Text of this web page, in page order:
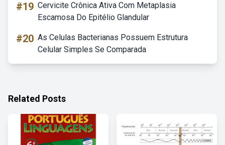
#19 Cervicite Crônica Ativa Com Metaplasia
Escamosa Do Epitélio Glandular
#20 As Celulas Bacterianas Possuem Estrutura
Celular Simples Se Comparada
Related Posts